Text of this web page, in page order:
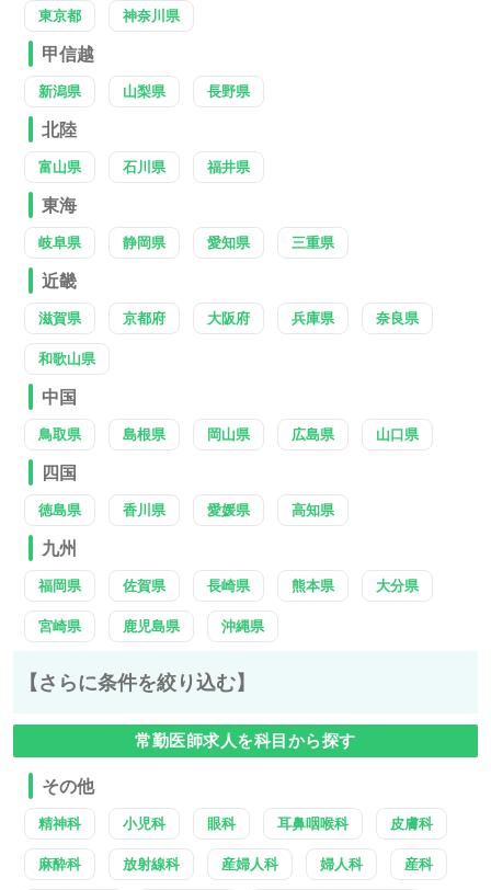
東京都 神奈川県
甲信越
新潟県 山梨県 長野県
北陸
富山県 石川県 福井県
東海
岐阜県 静岡県 愛知県 三重県
近畿
滋賀県 京都府 大阪府 兵庫県 奈良県
和歌山県
中国
鳥取県 島根県 岡山県 広島県 山口県
四国
徳島県 香川県 愛媛県 高知県
九州
福岡県 佐賀県 長崎県 熊本県 大分県
宮崎県 鹿児島県 沖縄県
【さらに条件を絞り込む】
常勤医師求人を科目から探す
その他
精神科 小児科 眼科 耳鼻咽喉科 皮膚科
麻酔科 放射線科 産婦人科 婦人科 産科